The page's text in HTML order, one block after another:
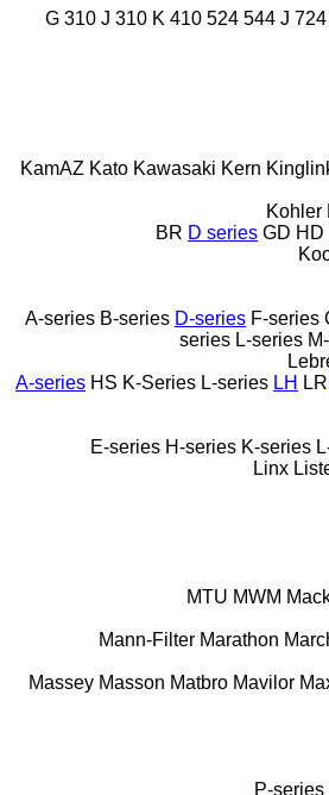
310 J 310 K 410 524 544 J 724
KamAZ Kato Kawasaki Kern
Kohler
BR D series GD HD
A-series B-series D-series F-series
series L-series
A-series HS K-Series L-series LH LR
E-series H-series K-series
Linx
MTU MWM
Mann-Filter Marathon
Massey Masson Matbro Mavilor
P-series